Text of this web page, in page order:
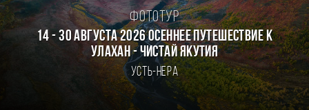
Фототур
14 - 30 августа 2026 Осеннее путешествие к
Улахан - Чистай Якутия
Усть-Нера